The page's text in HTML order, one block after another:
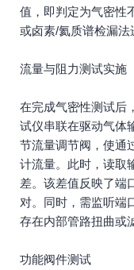
值，即判定为气密性
或卤素/氦质谱检漏法
流量与阻力测试实施
在完成气密性测试后
试仪串联在驱动气体
节流量调节阀，使通
计流量。此时，读取
差。该差值反映了端
对。同时，需监听端
存在内部管路扭曲或
功能阀件测试